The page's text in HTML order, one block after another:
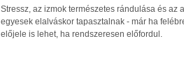
Stressz, az izmok természetes rándulása és
egyesek elalváskor tapasztalnak - már ha
előjele is lehet, ha rendszeresen előfordul.